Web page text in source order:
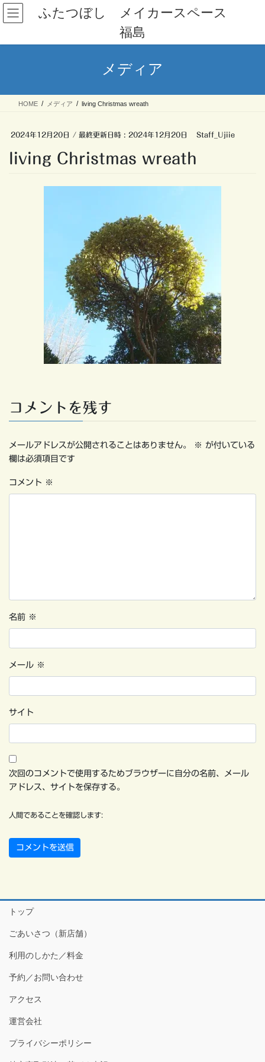
コ
ン
ン
ナ
ビ
ー
ふたつぼし メイカースペース
福島
メディア
HOME メディア living Christmas wreath
2024年12月20日 / 最終更新日時 : 2024年12月20日 Staff_Ujiie
living Christmas wreath
コメントを残す
メールアドレスが公開されることはありません。 ※ が付いている
欄は必須項目です
コメント ※
名前 ※
メール ※
サイト
次回のコメントで使用するためブラウザーに自分の名前、メール
アドレス、サイトを保存する。
人間であることを確認します:
トップ
ごあいさつ（新店舗）
利用のしかた／料金
予約／お問い合わせ
アクセス
運営会社
プライバシーポリシー